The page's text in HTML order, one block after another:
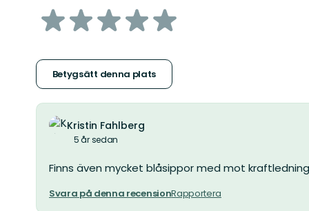
av
stjärnor
Betygsätt denna plats
Kristin Fahlberg
5 år sedan
Finns även mycket blåsippor med mot
Svara på denna recensionRapportera